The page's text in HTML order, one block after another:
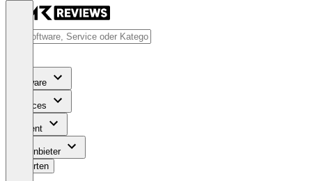
Software
Services
Content
Für Anbieter
Bewerten